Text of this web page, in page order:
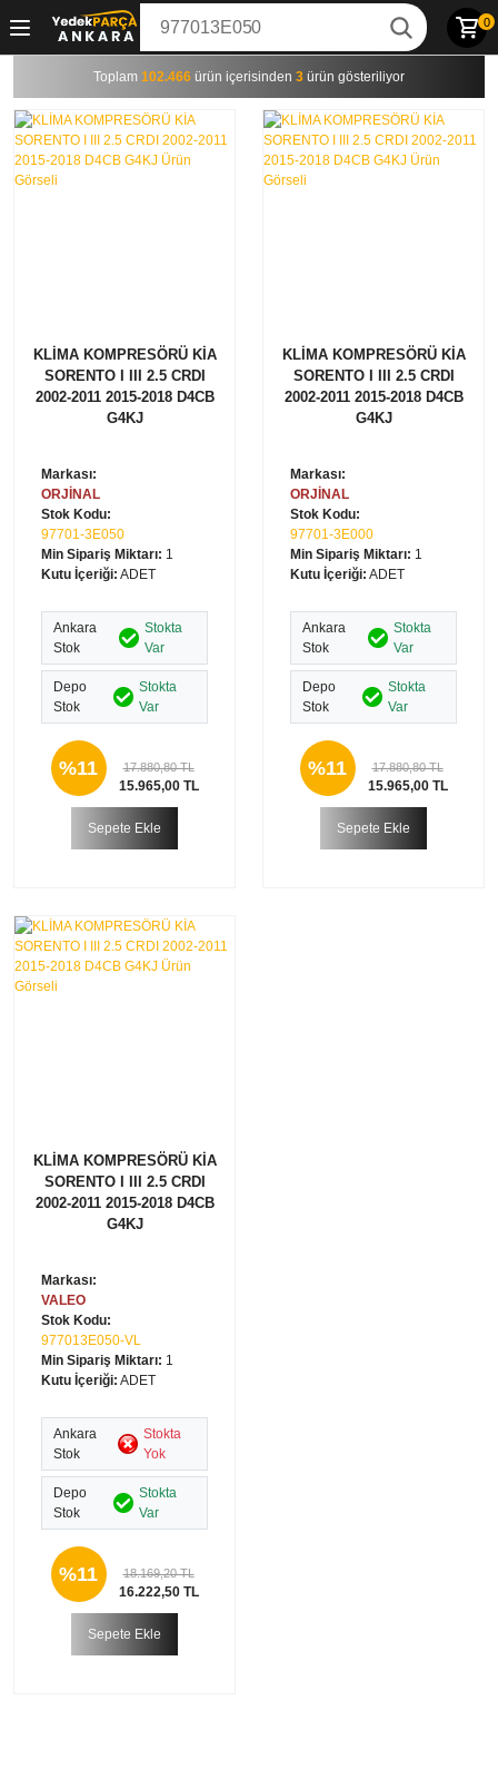
0
Toplam 102.466 ürün içerisinden 3 ürün gösteriliyor
KLİMA KOMPRESÖRÜ KİA
SORENTO I III 2.5 CRDI
2002-2011 2015-2018 D4CB
G4KJ
Markası:
ORJİNAL
Stok Kodu:
97701-3E050
Min Sipariş Miktarı: 1
Kutu İçeriği: ADET
Ankara
Stok
Stokta
Var
Depo
Stok
Stokta
Var
%11 17.880,80 TL
15.965,00 TL
Sepete Ekle
KLİMA KOMPRESÖRÜ KİA
SORENTO I III 2.5 CRDI
2002-2011 2015-2018 D4CB
G4KJ
Markası:
ORJİNAL
Stok Kodu:
97701-3E000
Min Sipariş Miktarı: 1
Kutu İçeriği: ADET
Ankara
Stok
Stokta
Var
Depo
Stok
Stokta
Var
%11 17.880,80 TL
15.965,00 TL
Sepete Ekle
KLİMA KOMPRESÖRÜ KİA
SORENTO I III 2.5 CRDI
2002-2011 2015-2018 D4CB
G4KJ
Markası:
VALEO
Stok Kodu:
977013E050-VL
Min Sipariş Miktarı: 1
Kutu İçeriği: ADET
Ankara
Stok
Stokta
Yok
Depo
Stok
Stokta
Var
%11 18.169,20 TL
16.222,50 TL
Sepete Ekle